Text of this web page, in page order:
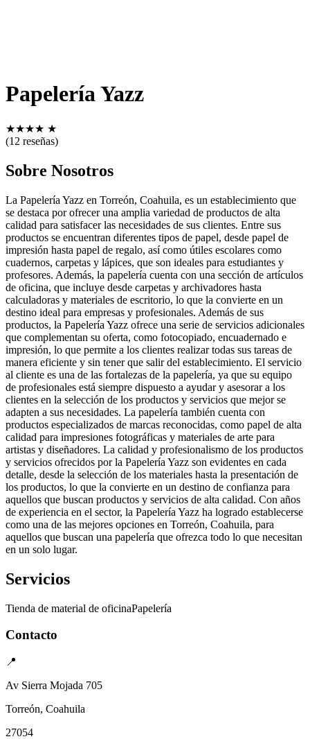
Papelería Yazz
★★★★ ★
(12 reseñas)
Sobre Nosotros
La Papelería Yazz en Torreón, Coahuila, es un establecimiento que
se destaca por ofrecer una amplia variedad de productos de alta
calidad para satisfacer las necesidades de sus clientes. Entre sus
productos se encuentran diferentes tipos de papel, desde papel de
impresión hasta papel de regalo, así como útiles escolares como
cuadernos, carpetas y lápices, que son ideales para estudiantes y
profesores. Además, la papelería cuenta con una sección de artículos
de oficina, que incluye desde carpetas y archivadores hasta
calculadoras y materiales de escritorio, lo que la convierte en un
destino ideal para empresas y profesionales. Además de sus
productos, la Papelería Yazz ofrece una serie de servicios adicionales
que complementan su oferta, como fotocopiado, encuadernado e
impresión, lo que permite a los clientes realizar todas sus tareas de
manera eficiente y sin tener que salir del establecimiento. El servicio
al cliente es una de las fortalezas de la papelería, ya que su equipo
de profesionales está siempre dispuesto a ayudar y asesorar a los
clientes en la selección de los productos y servicios que mejor se
adapten a sus necesidades. La papelería también cuenta con
productos especializados de marcas reconocidas, como papel de alta
calidad para impresiones fotográficas y materiales de arte para
artistas y diseñadores. La calidad y profesionalismo de los productos
y servicios ofrecidos por la Papelería Yazz son evidentes en cada
detalle, desde la selección de los materiales hasta la presentación de
los productos, lo que la convierte en un destino de confianza para
aquellos que buscan productos y servicios de alta calidad. Con años
de experiencia en el sector, la Papelería Yazz ha logrado establecerse
como una de las mejores opciones en Torreón, Coahuila, para
aquellos que buscan una papelería que ofrezca todo lo que necesitan
en un solo lugar.
Servicios
Tienda de material de oficinaPapelería
Contacto
📍
Av Sierra Mojada 705
Torreón, Coahuila
27054